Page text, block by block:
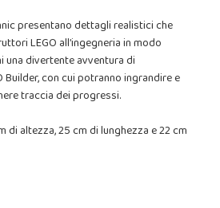
presentano dettagli realistici che
LEGO all’ingegneria in modo
una divertente avventura di
Builder, con cui potranno ingrandire e
traccia dei progressi.
di altezza, 25 cm di lunghezza e 22 cm